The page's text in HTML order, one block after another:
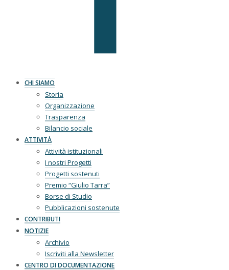
CHI SIAMO
Storia
Organizzazione
Trasparenza
Bilancio sociale
ATTIVITÀ
Attività istituzionali
I nostri Progetti
Progetti sostenuti
Premio “Giulio Tarra”
Borse di Studio
Pubblicazioni sostenute
CONTRIBUTI
NOTIZIE
Archivio
Iscriviti alla Newsletter
CENTRO DI DOCUMENTAZIONE